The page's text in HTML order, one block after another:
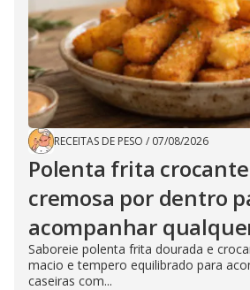
RECEITAS DE PESO / 07/08/2026
Polenta frita
cremosa por dentro
acompanhar
Saboreie polenta frita dourada e
macio e tempero equilibrado para
caseiras com...